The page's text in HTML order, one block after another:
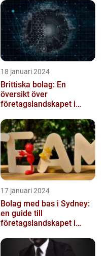
18 januari 2024
Brittiska bolag: En
översikt över
företagslandskapet i
17 januari 2024
Bolag med bas i Sydney:
en guide till
företagslandskapet i
stad